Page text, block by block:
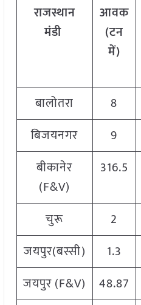
राजस्थान
मंडी
आवक
(टन
में)
बालोतरा
8
बिजयनगर
9
बीकानेर
(F&V)
316.5
चुरू 2
जयपुर(बस्सी)
1.3
जयपुर (F&V)
48.87